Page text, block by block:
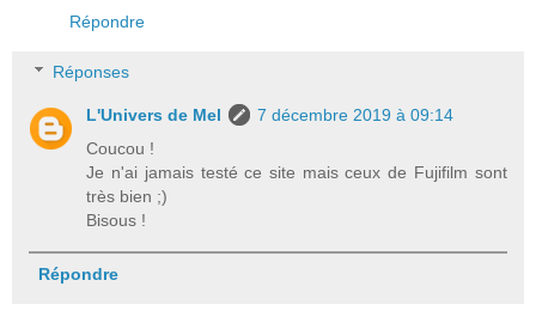
Répondre
Réponses
L'Univers de Mel
7 décembre 2019 à 09:14
Coucou !
Je n'ai jamais testé ce site mais ceux de Fujifilm sont
très bien ;)
Bisous !
Répondre